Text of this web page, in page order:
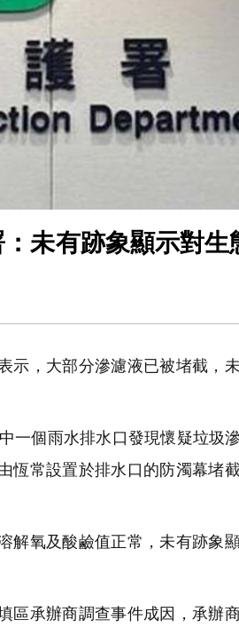
未有跡象顯示對生
，大部分滲濾液已被堵截，
個雨水排水口發現懷疑垃圾
恆常設置於排水口的防濁幕堵
氧及酸鹼值正常，未有跡象
承辦商調查事件成因，承辦